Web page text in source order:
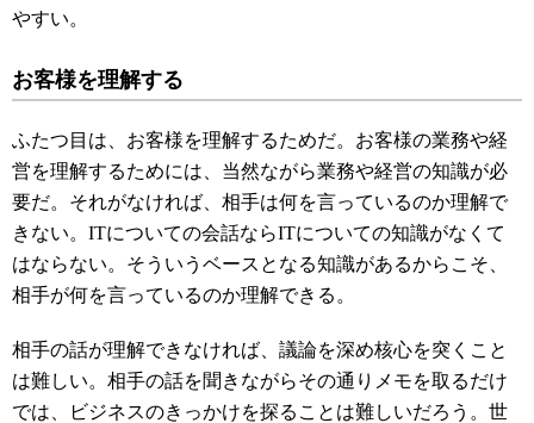
やすい。
お客様を理解する
ふたつ目は、お客様を理解するためだ。お客様の業務や経
営を理解するためには、当然ながら業務や経営の知識が必
要だ。それがなければ、相手は何を言っているのか理解で
きない。ITについての会話ならITについての知識がなくて
はならない。そういうベースとなる知識があるからこそ、
相手が何を言っているのか理解できる。
相手の話が理解できなければ、議論を深め核心を突くこと
は難しい。相手の話を聞きながらその通りメモを取るだけ
では、ビジネスのきっかけを探ることは難しいだろう。世